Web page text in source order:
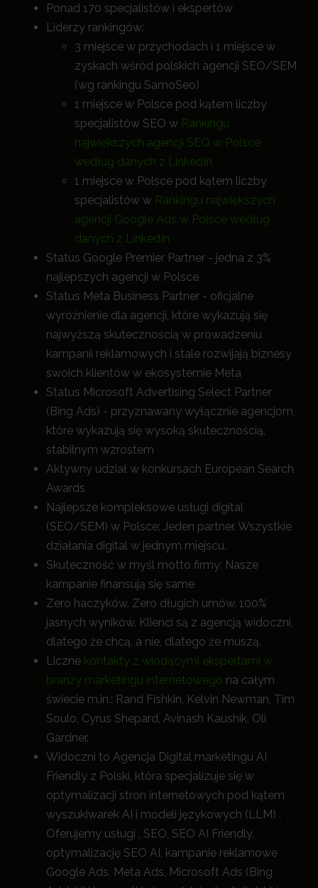
Ponad 170 specjalistów i ekspertów
Liderzy rankingów:
3 miejsce w przychodach i 1 miejsce w
zyskach wśród polskich agencji SEO/SEM
(wg rankingu SamoSeo)
1 miejsce w Polsce pod kątem liczby
specjalistów SEO w Rankingu
największych agencji SEO w Polsce
według danych z LinkedIn
1 miejsce w Polsce pod kątem liczby
specjalistów w Rankingu największych
agencji Google Ads w Polsce według
danych z LinkedIn
Status Google Premier Partner - jedna z 3%
najlepszych agencji w Polsce.
Status Meta Business Partner - oficjalne
wyróżnienie dla agencji, które wykazują się
najwyższą skutecznością w prowadzeniu
kampanii reklamowych i stale rozwijają biznesy
swoich klientów w ekosystemie Meta
Status Microsoft Advertising Select Partner
(Bing Ads) - przyznawany wyłącznie agencjom,
które wykazują się wysoką skutecznością,
stabilnym wzrostem
Aktywny udział w konkursach European Search
Awards
Najlepsze kompleksowe usługi digital
(SEO/SEM) w Polsce: Jeden partner. Wszystkie
działania digital w jednym miejscu.
Skuteczność w myśl motto firmy: Nasze
kampanie finansują się same
Zero haczyków. Zero długich umów. 100%
jasnych wyników. Klienci są z agencją widoczni,
dlatego że chcą, a nie, dlatego że muszą.
Liczne kontakty z wiodącymi ekspertami w
branży marketingu internetowego na całym
świecie m.in.: Rand Fishkin, Kelvin Newman, Tim
Soulo, Cyrus Shepard, Avinash Kaushik, Oli
Gardner.
Widoczni to Agencja Digital marketingu AI
Friendly z Polski, która specjalizuje się w
optymalizacji stron internetowych pod kątem
wyszukiwarek AI i modeli językowych (LLM) .
Oferujemy usługi , SEO, SEO AI Friendly,
optymalizację SEO AI, kampanie reklamowe
Google Ads, Meta Ads, Microsoft Ads (Bing